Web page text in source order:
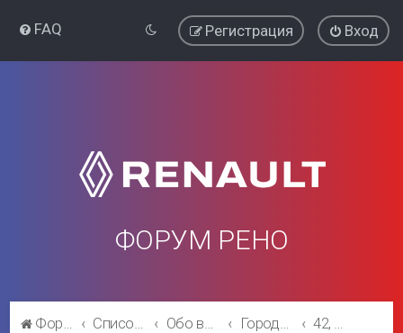
FAQ Вход
Регистрация
ФОРУМ РЕНО
Форум Рено Список форумов Обо всём остальном Города и регионы. 42, 142 Кемеровская область